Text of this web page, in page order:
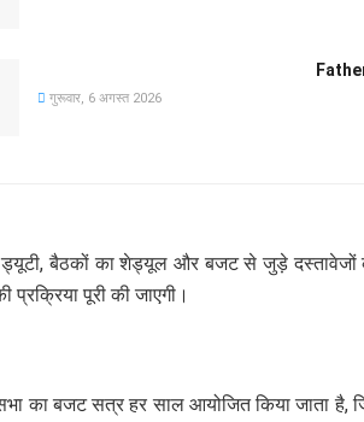
गुरूवार, 6 अगस्त 2026
ड्यूटी, बैठकों का शेड्यूल और बजट से जुड़े
प्रक्रिया पूरी की जाएगी।
का बजट सत्र हर साल आयोजित किया जाता है,